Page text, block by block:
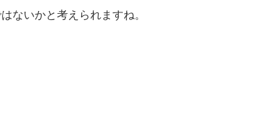
ないかと考えられますね。